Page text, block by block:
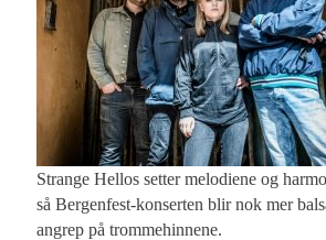
Strange Hellos setter melodiene og
så Bergenfest-konserten blir nok mer
angrep på trommehinnene.